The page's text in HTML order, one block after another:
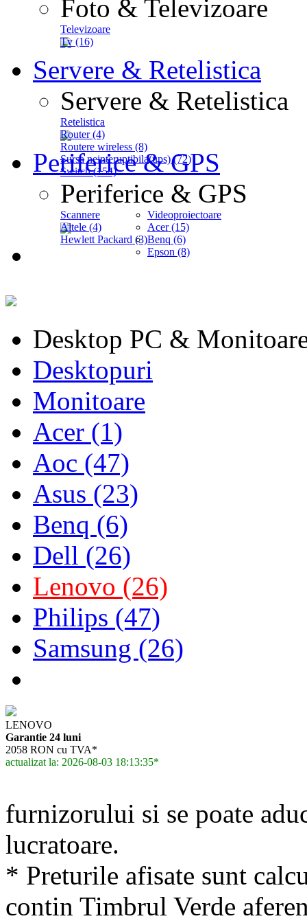
Foto & Televizoare
Televizoare
Tv (16)
Servere & Retelistica
Servere & Retelistica
Retelistica
Router (4)
Routere wireless (8)
Sursa neinteruptibila(ups) (72)
Switch (154)
Periferice & GPS
Periferice & GPS
Scannere
Altele (4)
Hewlett Packard (3)
Videoproiectoare
Acer (15)
Benq (6)
Epson (8)
Desktop PC &
Desktopuri
Monitoare
Acer (1)
Aoc (47)
Asus (23)
Benq (6)
Dell (26)
Lenovo (26)
Philips (47)
Samsung (26)
LENOVO
Garantie 24 luni
2058 RON cu TVA*
actualizat la: 2026-08-03 18:13:35*
furnizorului si se poate
lucratoare.
* Preturile afisate sunt
contin Timbrul Verde